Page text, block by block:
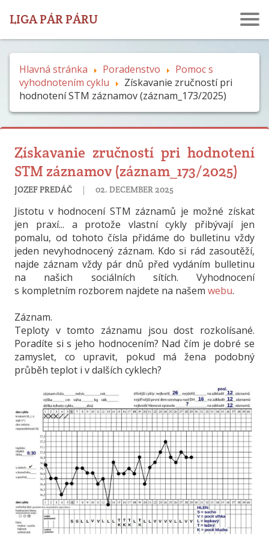
LIGA PÁR PÁRU
Hlavná stránka Poradenstvo
Pomoc s
vyhodnotením cyklu
Získavanie zručností pri
hodnotení STM záznamov (záznam_173/2025)
Získavanie zručností pri hodnotení
STM záznamov (záznam_173/2025)
JOZEF PREDÁČ |02. DECEMBER 2025
Jistotu v hodnocení STM záznamů je možné získat
jen praxí... a protože vlastní cykly přibývají jen
pomalu, od tohoto čísla přidáme do bulletinu vždy
jeden nevyhodnocený záznam. Kdo si rád zasoutěží,
najde záznam vždy pár dnů před vydáním bulletinu
na našich sociálních sítích. Vyhodnocení
s kompletním rozborem najdete na našem webu.
Záznam.
Teploty v tomto záznamu jsou dost rozkolísané.
Poradíte si s jeho hodnocením? Nad čím je dobré se
zamyslet, co upravit, pokud má žena podobný
průběh teplot i v dalších cyklech?